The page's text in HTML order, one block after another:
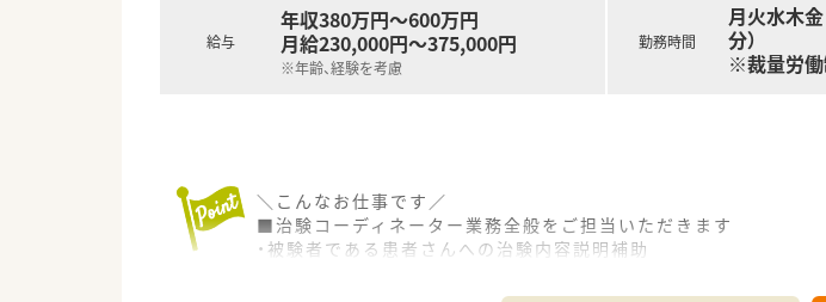
給与
年収380万円～600万円
月給230,000円～375,000円
※年齢、経験を考慮
勤務時間
月火水木
分）
※裁量労
＼こんなお仕事です／
■治験コーディネーター業務全般をご担当いただきます
・被験者である患者さんへの治験内容説明補助